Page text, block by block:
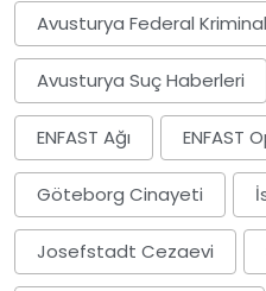
Avusturya Federal
Avusturya Suç Haberleri
ENFAST Ağı ENFAST
Göteborg Cinayeti
Josefstadt Cezaevi